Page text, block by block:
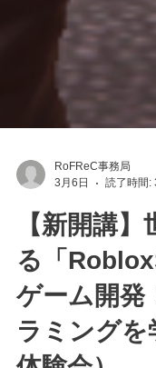
RoFReC事務局
【新開講】
る「
ゲーム開
ラミングを